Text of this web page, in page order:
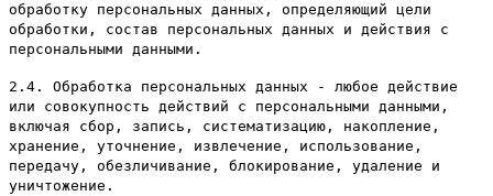
обработку персональных данных, определяющий цели
обработки, состав персональных данных и действия с
персональными данными.
2.4. Обработка персональных данных - любое действие
или совокупность действий с персональными данными,
включая сбор, запись, систематизацию, накопление,
хранение, уточнение, извлечение, использование,
передачу, обезличивание, блокирование, удаление и
уничтожение.